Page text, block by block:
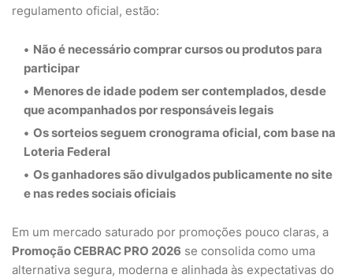
regulamento oficial, estão:
Não é necessário comprar cursos ou produtos para
participar
Menores de idade podem ser contemplados, desde
que acompanhados por responsáveis legais
Ossorteios seguem cronograma oficial, com base na
Loteria Federal
Osganhadores são divulgados publicamente no site
e nas redes sociais oficiais
Em um mercado saturado por promoções pouco claras, a
Promoção CEBRAC PRO 2026 se consolida como uma
alternativa segura, moderna e alinhada às expectativas do